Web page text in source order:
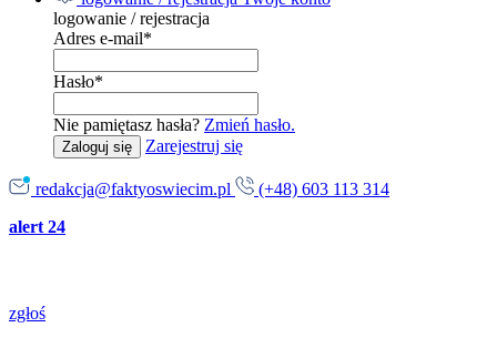
logowanie / rejestracja
Adres e-mail*
Hasło*
Nie pamiętasz hasła? Zmień hasło.
Zaloguj się Zarejestruj się
redakcja@faktyoswiecim.pl
(+48) 603 113 314
alert 24
zgłoś